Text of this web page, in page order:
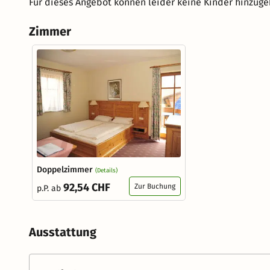
Zimmer
Doppelzimmer (Details)
p.P. ab 92,54 CHF Zur Buchung
Ausstattung